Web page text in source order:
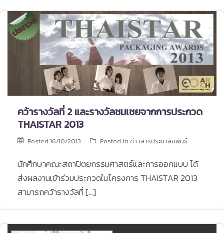
คว้ารางวัลที่ 2 และรางวัลชมเชยจากการประกวด
THAISTAR 2013
Posted 16/10/2013 Posted in ข่าวสารประชาสัมพันธ์
นักศึกษาคณะสถาปัตยกรรมศาสตร์และการออกแบบ ได้
ส่งผลงานเข้าร่วมประกวดในโครงการ THAISTAR 2013
สามารถคว้ารางวัลที่ […]